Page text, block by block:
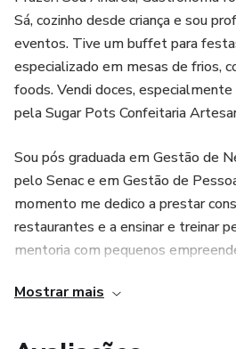
3 - E-book Cookies Estilo Levain/
cookies mais altos e arrase!
4 – E-book de Embalagens – ideias
6 - E-book Precificação – aprenda a
7- E-book Comercialização e
para melhorar a produção e
8 - Planner com lista de compras e
Sá, cozinho desde criança e sou
eventos. Tive um buffet para
especializado em mesas de frios,
foods. Vendi doces,
pela Sugar Pots Confeitaria
Sou pós graduada em Gestão de
pelo Senac e em Gestão de
momento me dedico a prestar
restaurantes e a ensinar e treinar
mentoria com pequenos
merecem.
Meus cursos são baseados em
Mostrar mais